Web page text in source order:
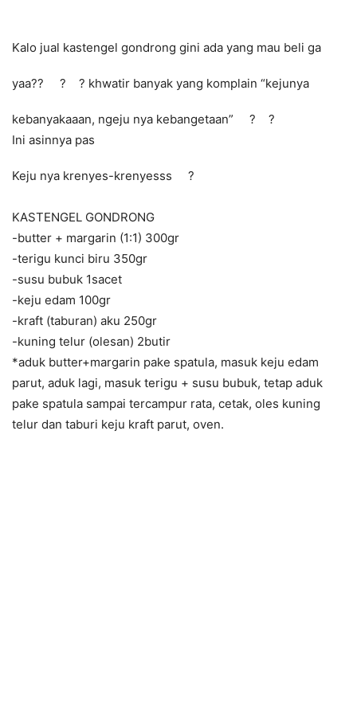
Kalo jual kastengel gondrong gini ada yang mau beli ga
yaa?? ? ? khwatir banyak yang komplain “kejunya
kebanyakaaan, ngeju nya kebangetaan” ?
?
Ini asinnya pas
Keju nya krenyes-krenyesss ?
KASTENGEL GONDRONG
-butter + margarin (1:1) 300gr
-terigu kunci biru 350gr
-susu bubuk 1sacet
-keju edam 100gr
-kraft (taburan) aku 250gr
-kuning telur (olesan) 2butir
*aduk butter+margarin pake spatula, masuk keju edam
parut, aduk lagi, masuk terigu + susu bubuk, tetap aduk
pake spatula sampai tercampur rata, cetak, oles kuning
telur dan taburi keju kraft parut, oven.